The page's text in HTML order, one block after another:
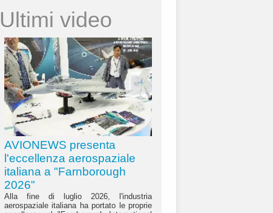
Ultimi video
AVIONEWS presenta
l'eccellenza aerospaziale
italiana a "Farnborough
2026"
Alla fine di luglio 2026, l'industria
aerospaziale italiana ha portato le proprie